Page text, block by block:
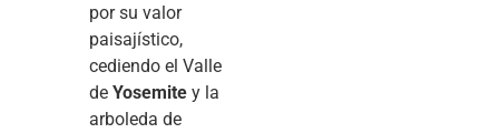
por su valor
paisajístico,
cediendo el Valle
de Yosemite y la
arboleda de